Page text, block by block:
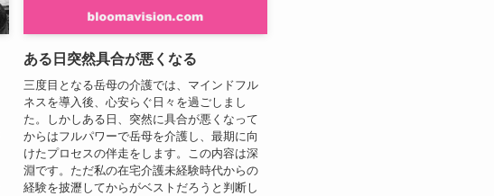
ある日突然具合が悪くなる
三度目となる岳母の介護では、マインドフル
ネスを導入後、心安らぐ日々を過ごしまし
た。しかしある日、突然に具合が悪くなって
からはフルパワーで岳母を介護し、最期に向
けたプロセスの伴走をします。この内容は深
淵です。ただ私の在宅介護未経験時代からの
経験を披瀝してからがベストだろうと判断し